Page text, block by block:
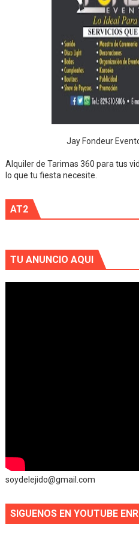
Jay Fondeur
Alquiler de Tarimas 360 para tus
lo que tu fiesta necesite.
AT2
TU ANUNCIO AQUI
soydelejido@gmail.com
SIGUENOS EN YOUTUBE